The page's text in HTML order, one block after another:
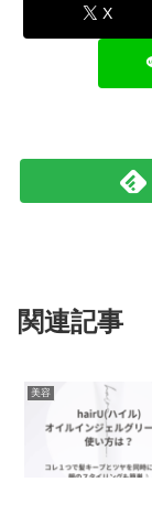
X
関連記事
美容